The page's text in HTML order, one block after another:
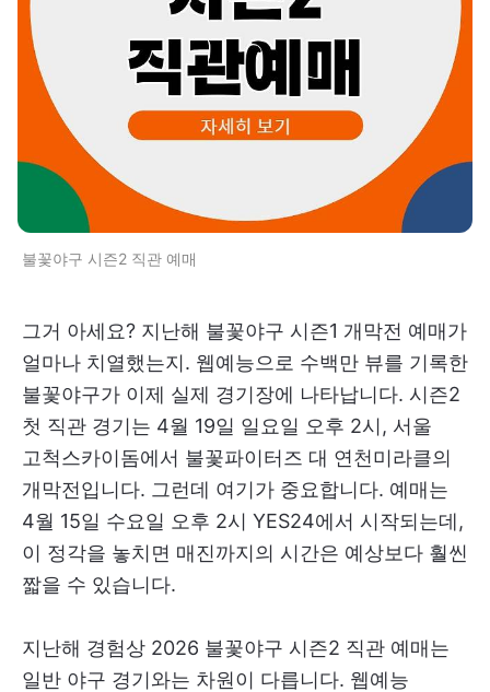
불꽃야구 시즌2 직관 예매
그거 아세요? 지난해 불꽃야구 시즌1 개막전 예매가
얼마나 치열했는지. 웹예능으로 수백만 뷰를 기록한
불꽃야구가 이제 실제 경기장에 나타납니다. 시즌2
첫 직관 경기는 4월 19일 일요일 오후 2시, 서울
고척스카이돔에서 불꽃파이터즈 대 연천미라클의
개막전입니다. 그런데 여기가 중요합니다. 예매는
4월 15일 수요일 오후 2시 YES24에서 시작되는데,
이 정각을 놓치면 매진까지의 시간은 예상보다 훨씬
짧을 수 있습니다.
지난해 경험상 2026 불꽃야구 시즌2 직관 예매는
일반 야구 경기와는 차원이 다릅니다. 웹예능